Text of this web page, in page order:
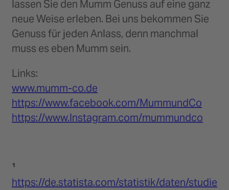
lassen Sie den Mumm Genuss auf eine ganz
neue Weise erleben. Bei uns bekommen Sie
Genuss für jeden Anlass, denn manchmal
muss es eben Mumm sein.
Links:
www.mumm-co.de
https://www.facebook.com/MummundCo
https://www.Instagram.com/mummundco
¹
https://de.statista.com/statistik/daten/studie